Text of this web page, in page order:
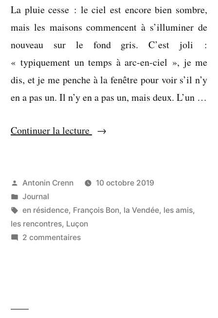
La pluie cesse : le ciel est encore bien sombre,
mais les maisons commencent à s’illuminer de
nouveau sur le fond gris. C’est joli :
« typiquement un temps à arc-en-ciel », je me
dis, et je me penche à la fenêtre pour voir s’il n’y
en a pas un. Il n’y en a pas un, mais deux. L’un …
Continuer la lecture « Je
faire »
Publié
par
Antonin Crenn
10 octobre 2019
Publié
dans
Journal
Étiquettes :
en résidence, François Bon, la Vendée, les amis,
les rencontres, Luçon
2 commentairessur